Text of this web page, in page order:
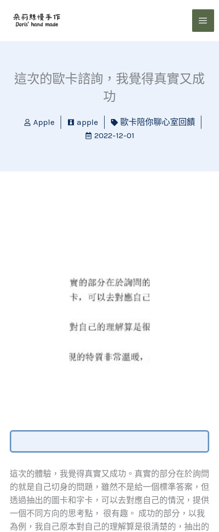
這次的歐卡諮詢，我覺得真實又成
功
Apple apple
歐卡陪你聊心室回饋
2022-12-01
這次的體驗，我覺得真實又成功。真實的部分在於詢問
的就是自己切身的問題，雖然不是給一個標準答案，但
透過抽出的圖卡和字卡，可以去對應自己的情況，提供
一個不同方向的思考點， 很有趣。 成功的部分，以我
為例，我自己原本對自己的理解算是很清楚的，抽出的